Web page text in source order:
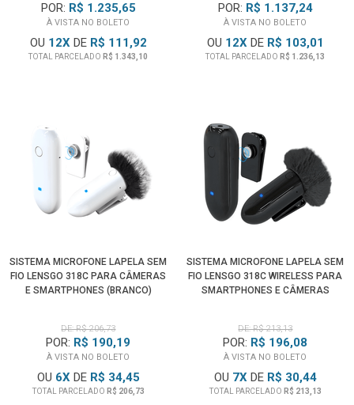
POR: R$ 1.235,65
À VISTA NO BOLETO
OU 12XDE R$ 111,92
TOTAL PARCELADO R$ 1.343,10
POR: R$ 1.137,24
À VISTA NO BOLETO
OU 12XDE R$ 103,01
TOTAL PARCELADO R$ 1.236,13
SISTEMA MICROFONE LAPELA SEM
FIO LENSGO 318C PARA CÂMERAS
E SMARTPHONES (BRANCO)
DE: R$ 206,73
POR: R$ 190,19
À VISTA NO BOLETO
OU 6XDE R$ 34,45
TOTAL PARCELADO R$ 206,73
SISTEMA MICROFONE LAPELA SEM
FIO LENSGO 318C WIRELESS PARA
SMARTPHONES E CÂMERAS
DE: R$ 213,13
POR: R$ 196,08
À VISTA NO BOLETO
OU 7XDE R$ 30,44
TOTAL PARCELADO R$ 213,13